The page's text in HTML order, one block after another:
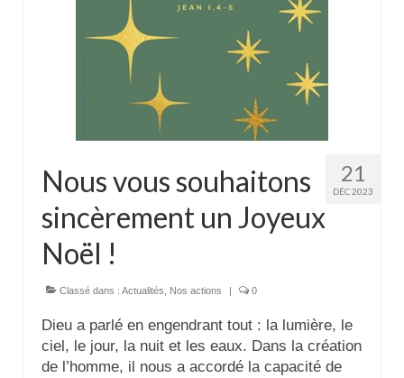
21
DÉC 2023
Nous vous souhaitons
sincèrement un Joyeux
Noël !
Classé dans : Actualités Nos actions 0
Dieu a parlé en engendrant tout : la lumière, le
ciel, le jour, la nuit et les eaux. Dans la création
de l’homme, il nous a accordé la capacité de